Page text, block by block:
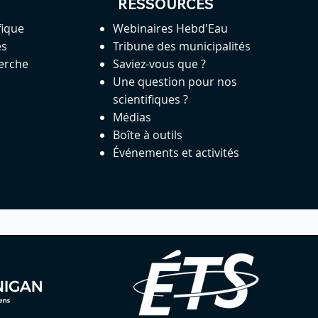
RESSOURCES
Webinaires Hebd'Eau
Tribune des municipalités
Saviez-vous que ?
Une question pour nos
scientifiques ?
Médias
Boîte à outils
Événements et activités